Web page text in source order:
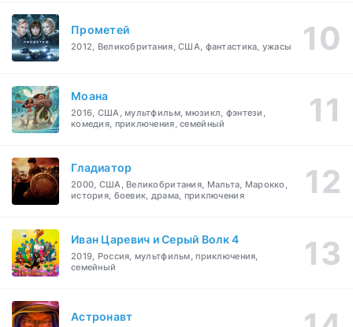
Прометей
2012, Великобритания, США, фантастика, ужасы
Моана
2016, США, мультфильм, мюзикл, фэнтези,
комедия, приключения, семейный
Гладиатор
2000, США, Великобритания, Мальта, Марокко,
история, боевик, драма, приключения
Иван Царевич и Серый Волк 4
2019, Россия, мультфильм, приключения,
семейный
Астронавт